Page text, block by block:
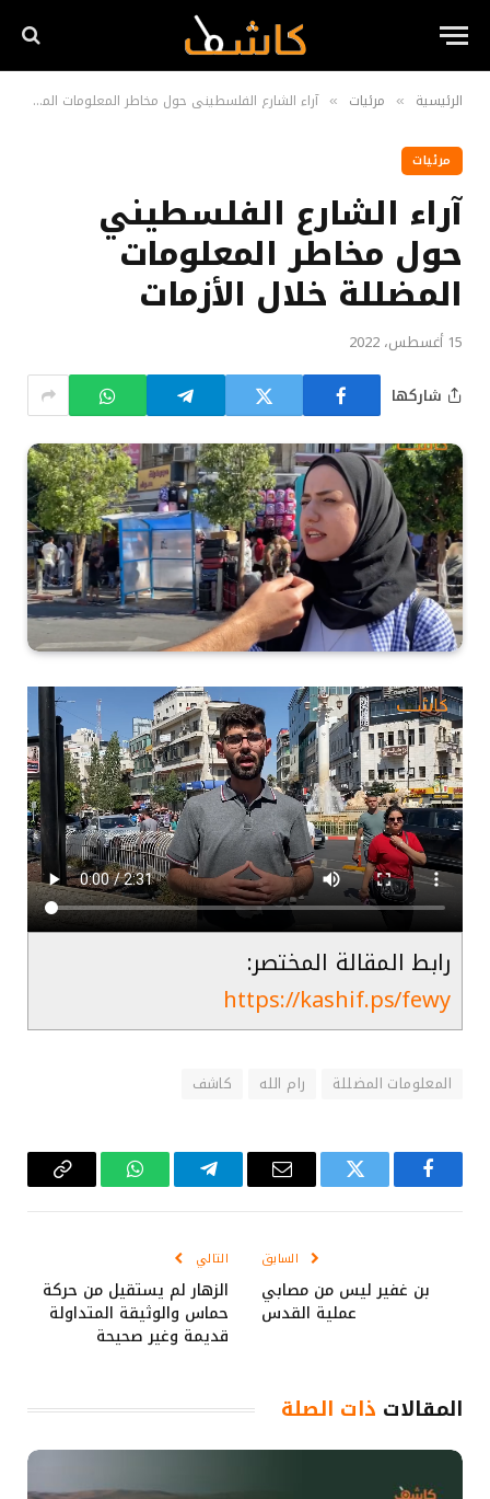
الرئيسية » مرئيات » آراء الشارع الفلسطيني حول مخاطر المعلومات المضللة خلال الأزمات
مرئيات
آراء الشارع الفلسطيني
حول مخاطر المعلومات
المضللة خلال الأزمات
15 أغسطس، 2022
شاركها
رابط المقالة المختصر:
https://kashif.ps/fewy
المعلومات المضللة رام الله كاشف
فيسبوك تويتر
البريد
تيلقرام واتساب Copy
السابق
بن غفير ليس من مصابي
عملية القدس
التالي
الزهار لم يستقيل من حركة
حماس والوثيقة المتداولة
قديمة وغير صحيحة
المقالات ذات الصلة